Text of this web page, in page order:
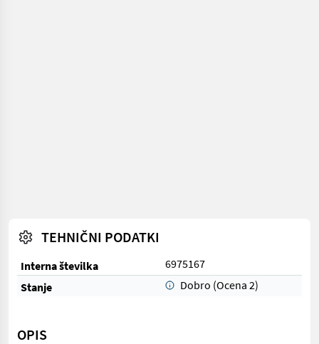
TEHNIČNI PODATKI
Interna številka
6975167
Stanje
Dobro (Ocena 2)
OPIS